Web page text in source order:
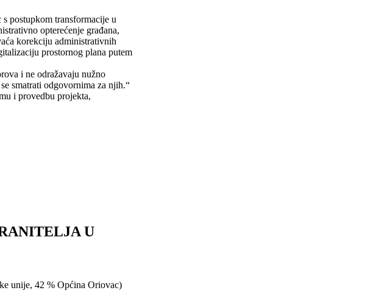
postupkom transformacije u
opterećenje građana,
korekciju administrativnih
prostornog plana putem
i ne odražavaju nužno
smatrati odgovornima za njih.“
i provedbu projekta,
U
unije, 42 % Općina Oriovac)